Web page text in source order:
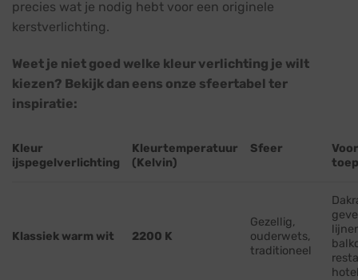
precies wat je nodig hebt voor een originele
kerstverlichting.
Weet je niet goed welke kleur verlichting je wilt
kiezen? Bekijk dan eens onze sfeertabel ter
inspiratie:
Kleur
ijspegelverlichting
Kleurtemperatuur
(Kelvin)
Sfeer
Klassiek warm wit 2200 K
Gezellig,
ouderwets,
traditioneel